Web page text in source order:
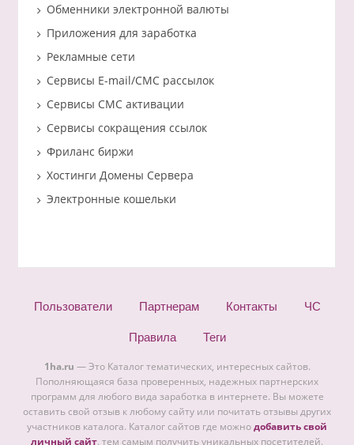
Обменники электронной валюты
Приложения для заработка
Рекламные сети
Сервисы E-mail/СМС рассылок
Сервисы СМС активации
Сервисы сокращения ссылок
Фриланс биржи
Хостинги Домены Сервера
Электронные кошельки
Пользователи Партнерам Контакты ЧС
Правила Теги
1ha.ru — Это Каталог тематических, интересных сайтов.
Пополняющаяся база проверенных, надежных партнерских
программ для любого вида заработка в интернете. Вы можете
оставить свой отзыв к любому сайту или почитать отзывы других
участников каталога. Каталог сайтов где можнодобавить свой
личный сайт. тем самым получить уникальных посетителей.